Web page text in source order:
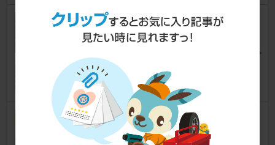
コイルスペーサー取付♪ 其の似
♪ 取付編
ヒキさん
81
4
2インチリフトUP‼️への道 そ
の壱